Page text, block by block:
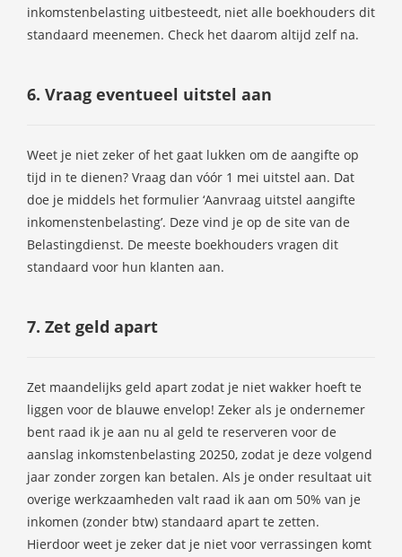
inkomstenbelasting uitbesteedt, niet alle boekhouders dit
standaard meenemen. Check het daarom altijd zelf na.
6. Vraag eventueel uitstel aan
Weet je niet zeker of het gaat lukken om de aangifte op
tijd in te dienen? Vraag dan vóór 1 mei uitstel aan. Dat
doe je middels het formulier ‘Aanvraag uitstel aangifte
inkomenstenbelasting’. Deze vind je op de site van de
Belastingdienst. De meeste boekhouders vragen dit
standaard voor hun klanten aan.
7. Zet geld apart
Zet maandelijks geld apart zodat je niet wakker hoeft te
liggen voor de blauwe envelop! Zeker als je ondernemer
bent raad ik je aan nu al geld te reserveren voor de
aanslag inkomstenbelasting 20250, zodat je deze volgend
jaar zonder zorgen kan betalen. Als je onder resultaat uit
overige werkzaamheden valt raad ik aan om 50% van je
inkomen (zonder btw) standaard apart te zetten.
Hierdoor weet je zeker dat je niet voor verrassingen komt